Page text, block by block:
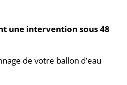
une intervention sous 48
de votre ballon d’eau